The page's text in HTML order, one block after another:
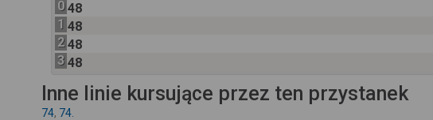
0 48
1 48
2 48
3 48
Inne linie kursujące przez ten przystanek
74, 74.